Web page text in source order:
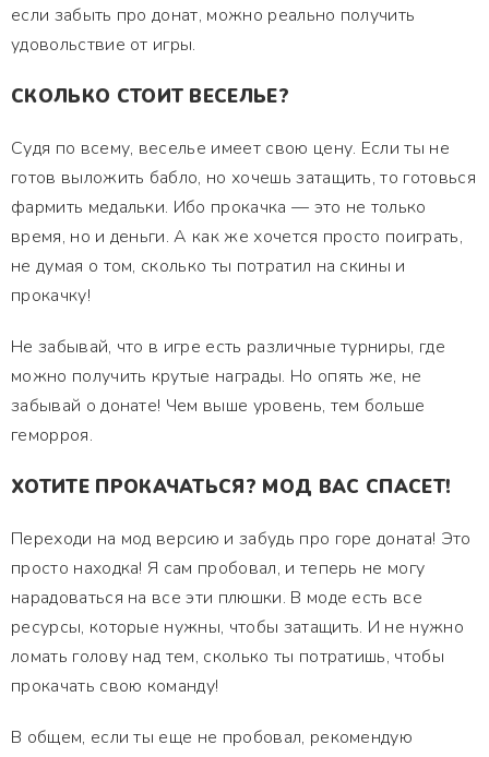
если забыть про донат, можно реально получить
удовольствие от игры.
СКОЛЬКО СТОИТ ВЕСЕЛЬЕ?
Судя по всему, веселье имеет свою цену. Если ты не
готов выложить бабло, но хочешь затащить, то готовься
фармить медальки. Ибо прокачка — это не только
время, но и деньги. А как же хочется просто поиграть,
не думая о том, сколько ты потратил на скины и
прокачку!
Не забывай, что в игре есть различные турниры, где
можно получить крутые награды. Но опять же, не
забывай о донате! Чем выше уровень, тем больше
геморроя.
ХОТИТЕ ПРОКАЧАТЬСЯ? МОД ВАС СПАСЕТ!
Переходи на мод версию и забудь про горе доната! Это
просто находка! Я сам пробовал, и теперь не могу
нарадоваться на все эти плюшки. В моде есть все
ресурсы, которые нужны, чтобы затащить. И не нужно
ломать голову над тем, сколько ты потратишь, чтобы
прокачать свою команду!
В общем, если ты еще не пробовал, рекомендую